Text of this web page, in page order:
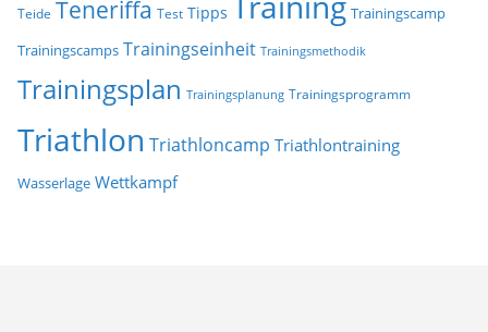
Teide Teneriffa Test Tipps
Trainingscamp
Trainingscamps Trainingseinheit Trainingsmethodik
Trainingsplan Trainingsplanung Trainingsprogramm
Triathlon Triathloncamp Triathlontraining
Wasserlage Wettkampf